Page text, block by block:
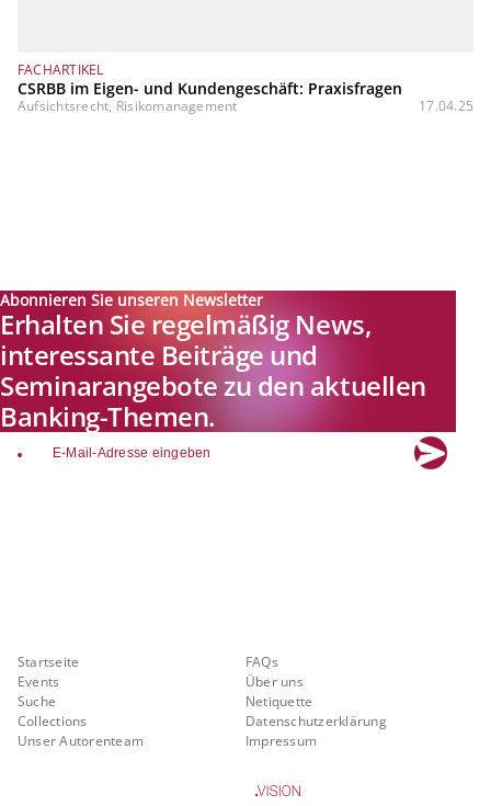
FACHARTIKEL
CSRBB im Eigen- und Kundengeschäft: Praxisfragen
Aufsichtsrecht, Risikomanagement 17.04.25
Abonnieren Sie unseren Newsletter
Erhalten Sie regelmäßig News,
interessante Beiträge und
Seminarangebote zu den aktuellen
Banking-Themen.
email
Startseite
Events
Suche
Collections
Unser Autorenteam
FAQs
Über uns
Netiquette
Datenschutzerklärung
Impressum